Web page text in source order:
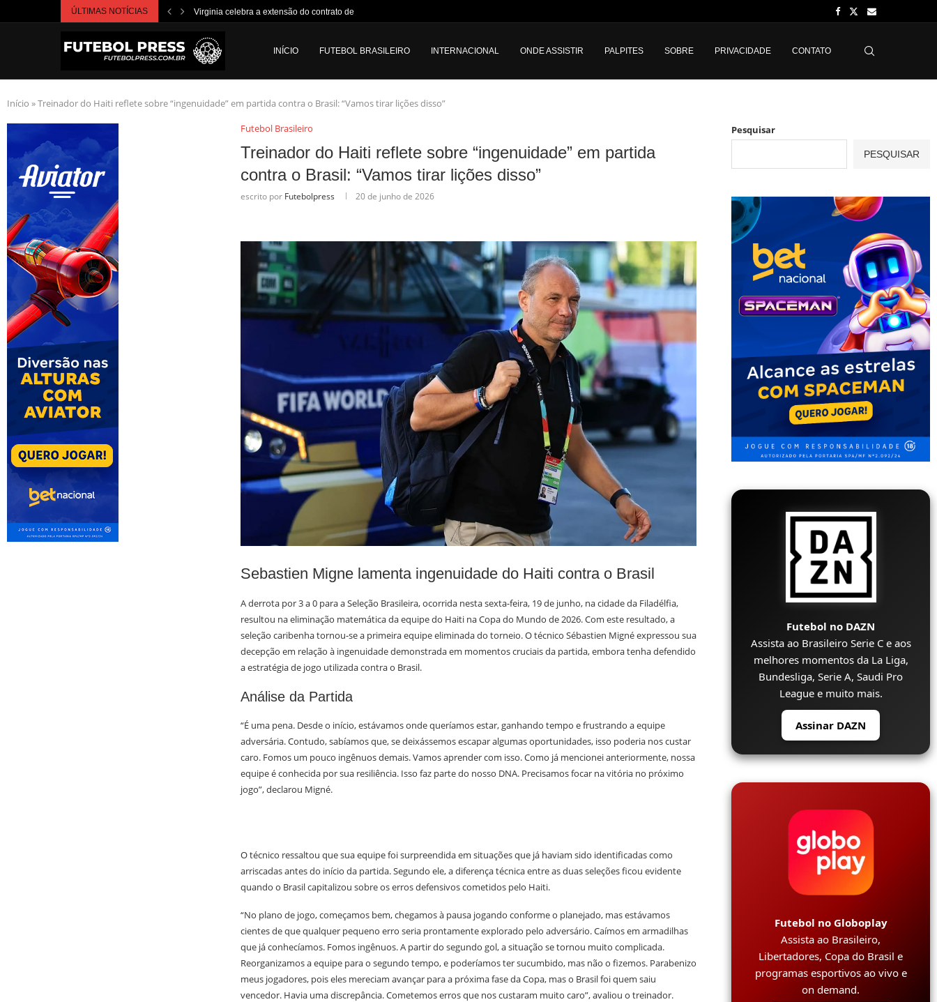
ÚLTIMAS NOTÍCIAS Virginia celebra a extensão do contrato de Vini...
INÍCIO FUTEBOL BRASILEIRO INTERNACIONAL ONDE ASSISTIR PALPITES SOBRE PRIVACIDADE CONTATO
Início »Treinador do Haiti reflete sobre “ingenuidade” em partida contra o Brasil: “Vamos tirar lições disso”
Futebol Brasileiro
Treinador do Haiti reflete sobre “ingenuidade” em partida
contra o Brasil: “Vamos tirar lições disso”
escrito por Futebolpress 20 de junho de 2026
Sebastien Migne lamenta ingenuidade do Haiti contra o Brasil
A derrota por 3 a 0 para a Seleção Brasileira, ocorrida nesta sexta-feira, 19 de junho, na cidade da Filadélfia,
resultou na eliminação matemática da equipe do Haiti na Copa do Mundo de 2026. Com este resultado, a
seleção caribenha tornou-se a primeira equipe eliminada do torneio. O técnico Sébastien Migné expressou sua
decepção em relação à ingenuidade demonstrada em momentos cruciais da partida, embora tenha defendido
a estratégia de jogo utilizada contra o Brasil.
Análise da Partida
“É uma pena. Desde o início, estávamos onde queríamos estar, ganhando tempo e frustrando a equipe
adversária. Contudo, sabíamos que, se deixássemos escapar algumas oportunidades, isso poderia nos custar
caro. Fomos um pouco ingênuos demais. Vamos aprender com isso. Como já mencionei anteriormente, nossa
equipe é conhecida por sua resiliência. Isso faz parte do nosso DNA. Precisamos focar na vitória no próximo
jogo”, declarou Migné.
O técnico ressaltou que sua equipe foi surpreendida em situações que já haviam sido identificadas como
arriscadas antes do início da partida. Segundo ele, a diferença técnica entre as duas seleções ficou evidente
quando o Brasil capitalizou sobre os erros defensivos cometidos pelo Haiti.
“No plano de jogo, começamos bem, chegamos à pausa jogando conforme o planejado, mas estávamos
cientes de que qualquer pequeno erro seria prontamente explorado pelo adversário. Caímos em armadilhas
que já conhecíamos. Fomos ingênuos. A partir do segundo gol, a situação se tornou muito complicada.
Reorganizamos a equipe para o segundo tempo, e poderíamos ter sucumbido, mas não o fizemos. Parabenizo
meus jogadores, pois eles mereciam avançar para a próxima fase da Copa, mas o Brasil foi quem saiu
vencedor. Havia uma discrepância. Cometemos erros que nos custaram muito caro”, avaliou o treinador.
Pesquisar
PESQUISAR
Futebol no DAZN
Assista ao Brasileiro Serie C e aos
melhores momentos da La Liga,
Bundesliga, Serie A, Saudi Pro
League e muito mais.
Assinar DAZN
Futebol no Globoplay
Assista ao Brasileiro,
Libertadores, Copa do Brasil e
programas esportivos ao vivo e
on demand.